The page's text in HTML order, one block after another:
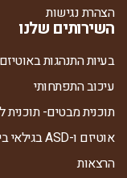
הצהרת נגישות
השירותים שלנו
בעיות התנהגות באוטיזם
עיכוב התפתחותי
תוכנית מבטים- תוכנית
אוטיזם ו-ASD בגילאי בית ספר
הרצאות